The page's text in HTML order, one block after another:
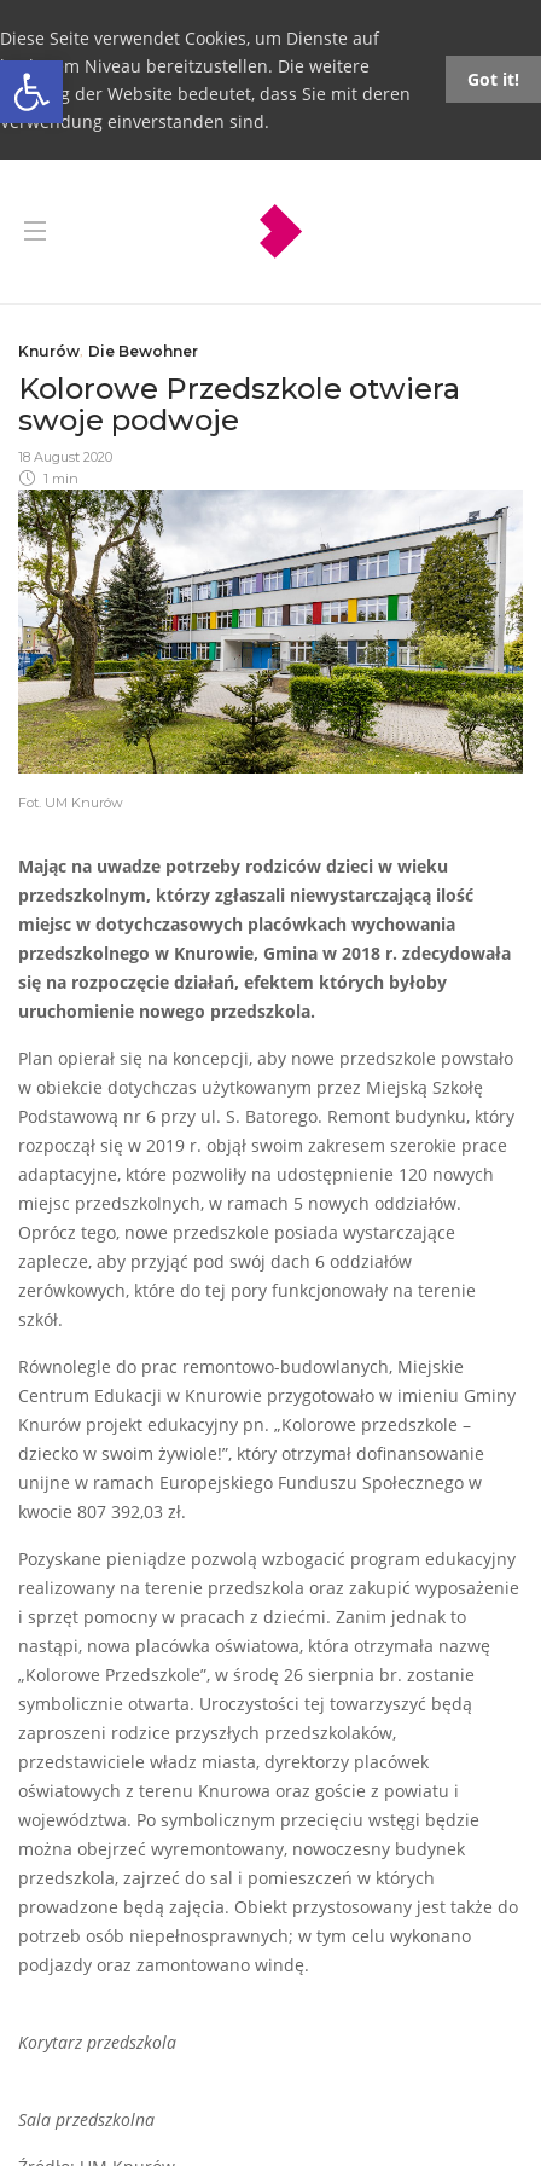
Open toolbar
Diese Seite verwendet Cookies, um Dienste auf
höchstem Niveau bereitzustellen. Die weitere
Nutzung der Website bedeutet, dass Sie mit deren
Verwendung einverstanden sind.
Got it!
Knurów, Die Bewohner
Kolorowe Przedszkole otwiera
swoje podwoje
18 August 2020
1 min
Fot. UM Knurów
Mając na uwadze potrzeby rodziców dzieci w wieku
przedszkolnym, którzy zgłaszali niewystarczającą ilość
miejsc w dotychczasowych placówkach wychowania
przedszkolnego w Knurowie, Gmina w 2018 r. zdecydowała
się na rozpoczęcie działań, efektem których byłoby
uruchomienie nowego przedszkola.
Plan opierał się na koncepcji, aby nowe przedszkole powstało
w obiekcie dotychczas użytkowanym przez Miejską Szkołę
Podstawową nr 6 przy ul. S. Batorego. Remont budynku, który
rozpoczął się w 2019 r. objął swoim zakresem szerokie prace
adaptacyjne, które pozwoliły na udostępnienie 120 nowych
miejsc przedszkolnych, w ramach 5 nowych oddziałów.
Oprócz tego, nowe przedszkole posiada wystarczające
zaplecze, aby przyjąć pod swój dach 6 oddziałów
zerówkowych, które do tej pory funkcjonowały na terenie
szkół.
Równolegle do prac remontowo-budowlanych, Miejskie
Centrum Edukacji w Knurowie przygotowało w imieniu Gminy
Knurów projekt edukacyjny pn. „Kolorowe przedszkole –
dziecko w swoim żywiole!”, który otrzymał dofinansowanie
unijne w ramach Europejskiego Funduszu Społecznego w
kwocie 807 392,03 zł.
Pozyskane pieniądze pozwolą wzbogacić program edukacyjny
realizowany na terenie przedszkola oraz zakupić wyposażenie
i sprzęt pomocny w pracach z dziećmi. Zanim jednak to
nastąpi, nowa placówka oświatowa, która otrzymała nazwę
„Kolorowe Przedszkole”, w środę 26 sierpnia br. zostanie
symbolicznie otwarta. Uroczystości tej towarzyszyć będą
zaproszeni rodzice przyszłych przedszkolaków,
przedstawiciele władz miasta, dyrektorzy placówek
oświatowych z terenu Knurowa oraz goście z powiatu i
województwa. Po symbolicznym przecięciu wstęgi będzie
można obejrzeć wyremontowany, nowoczesny budynek
przedszkola, zajrzeć do sal i pomieszczeń w których
prowadzone będą zajęcia. Obiekt przystosowany jest także do
potrzeb osób niepełnosprawnych; w tym celu wykonano
podjazdy oraz zamontowano windę.
Korytarz przedszkola
Sala przedszkolna